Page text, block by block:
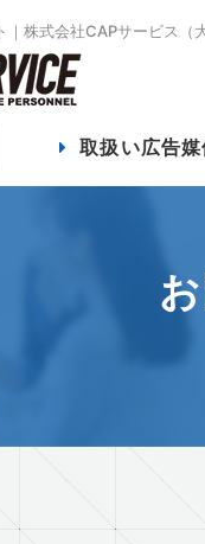
株式会社CAPサービス（大
取扱い広告